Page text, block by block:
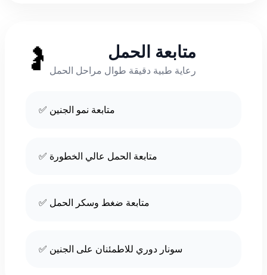
🤰 متابعة الحمل
رعاية طبية دقيقة طوال مراحل الحمل
✅ متابعة نمو الجنين
✅ متابعة الحمل عالي الخطورة
✅ متابعة ضغط وسكر الحمل
✅ سونار دوري للاطمئنان على الجنين